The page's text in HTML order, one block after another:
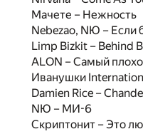
Мачете – Нежность
Nebezao, NЮ – Если
Limp Bizkit – Behind
ALON – Самый
Иванушки
Damien Rice –
NЮ – МИ-6
Скриптонит – Это